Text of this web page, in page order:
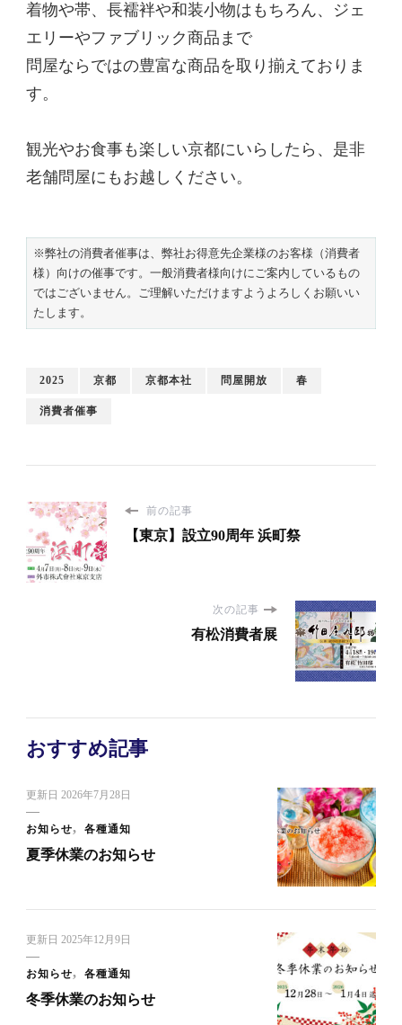
着物や帯、長襦袢や和装小物はもちろん、ジェ
エリーやファブリック商品まで
問屋ならではの豊富な商品を取り揃えておりま
す。
観光やお食事も楽しい京都にいらしたら、是非
老舗問屋にもお越しください。
※弊社の消費者催事は、弊社お得意先企業様のお客様（消費者
様）向けの催事です。一般消費者様向けにご案内しているもの
ではございません。ご理解いただけますようよろしくお願いい
たします。
2025 京都 京都本社 問屋開放 春
消費者催事
前の記事
【東京】設立90周年 浜町祭
次の記事
有松消費者展
おすすめ記事
更新日 2026年7月28日
お知らせ 各種通知
夏季休業のお知らせ
更新日 2025年12月9日
お知らせ 各種通知
冬季休業のお知らせ